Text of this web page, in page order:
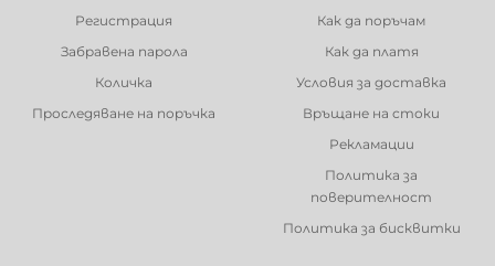
Регистрация
Забравена парола
Количка
Проследяване на поръчка
Как да поръчам
Как да платя
Условия за доставка
Връщане на стоки
Рекламации
Политика за
поверителност
Политика за бисквитки